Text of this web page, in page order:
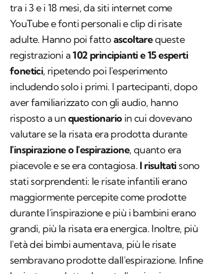
tra i 3 e i 18 mesi, da siti internet come
YouTube e fonti personali e clip di risate
adulte. Hanno poi fatto ascoltarequeste
registrazioni a102 principianti e 15 esperti
fonetici, ripetendo poi l'esperimento
includendo solo i primi. I partecipanti, dopo
aver familiarizzato con gli audio, hanno
risposto a un questionario in cui dovevano
valutare se la risata era prodotta durante
l'inspirazione o l'espirazione, quanto era
piacevole e se era contagiosa. I risultati sono
stati sorprendenti: le risate infantili erano
maggiormente percepite come prodotte
durante l'inspirazione e più i bambini erano
grandi, più la risata era energica. Inoltre, più
l'età dei bimbi aumentava, più le risate
sembravano prodotte dall'espirazione. Infine